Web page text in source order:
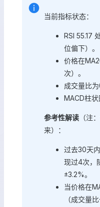
当前指标状态：
RSI 55.17
位偏下）。
价格在
次）。
成交量比为
MACD柱状
参考性解读 （注
来）：
过去30天
现过4次，
±3.2%。
当价格在
（成交量